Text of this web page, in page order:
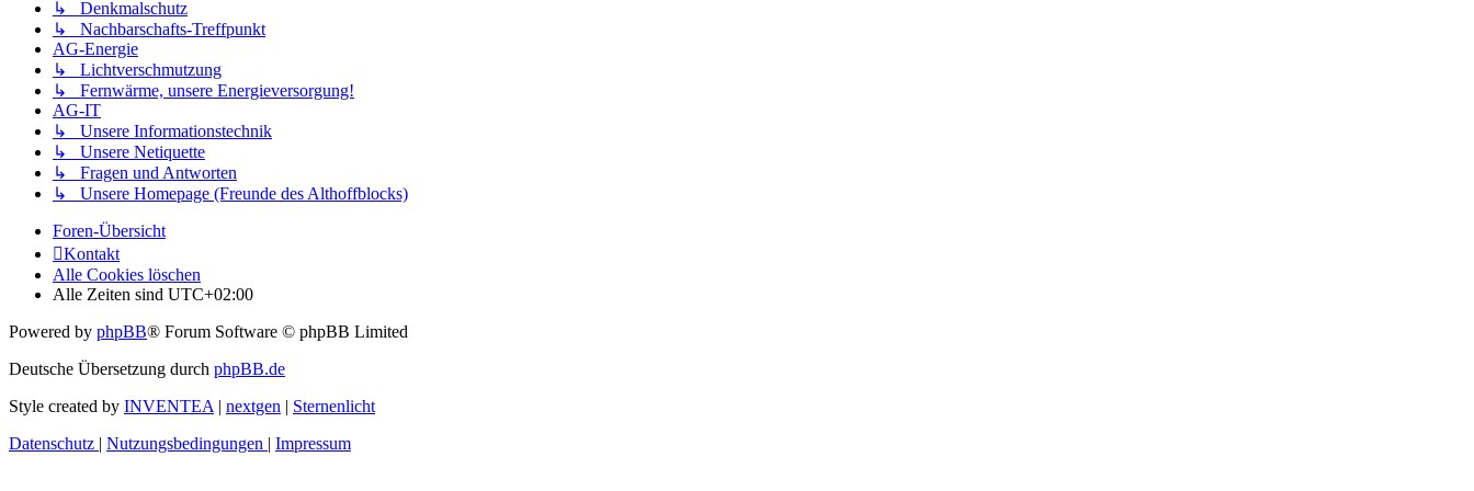
↳ Denkmalschutz
↳ Nachbarschafts-Treffpunkt
AG-Energie
↳ Lichtverschmutzung
↳ Fernwärme, unsere Energieversorgung!
AG-IT
↳ Unsere Informationstechnik
↳ Unsere Netiquette
↳ Fragen und Antworten
↳ Unsere Homepage (Freunde des Althoffblocks)
Foren-Übersicht
Kontakt
Alle Cookies löschen
Alle Zeiten sind UTC+02:00
Powered by phpBB® Forum Software © phpBB Limited
Deutsche Übersetzung durch phpBB.de
Style created by INVENTEA | nextgen | Sternenlicht
Datenschutz | Nutzungsbedingungen | Impressum